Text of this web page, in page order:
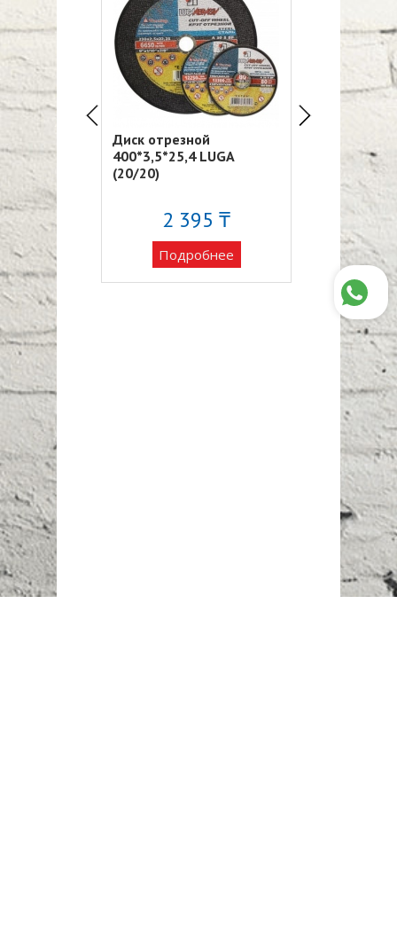
(25)
₸
Диск отрезной
400*3,5*25,4 LUGA
(20/20)
2 395 ₸
Подробнее
125*0,8*22,3